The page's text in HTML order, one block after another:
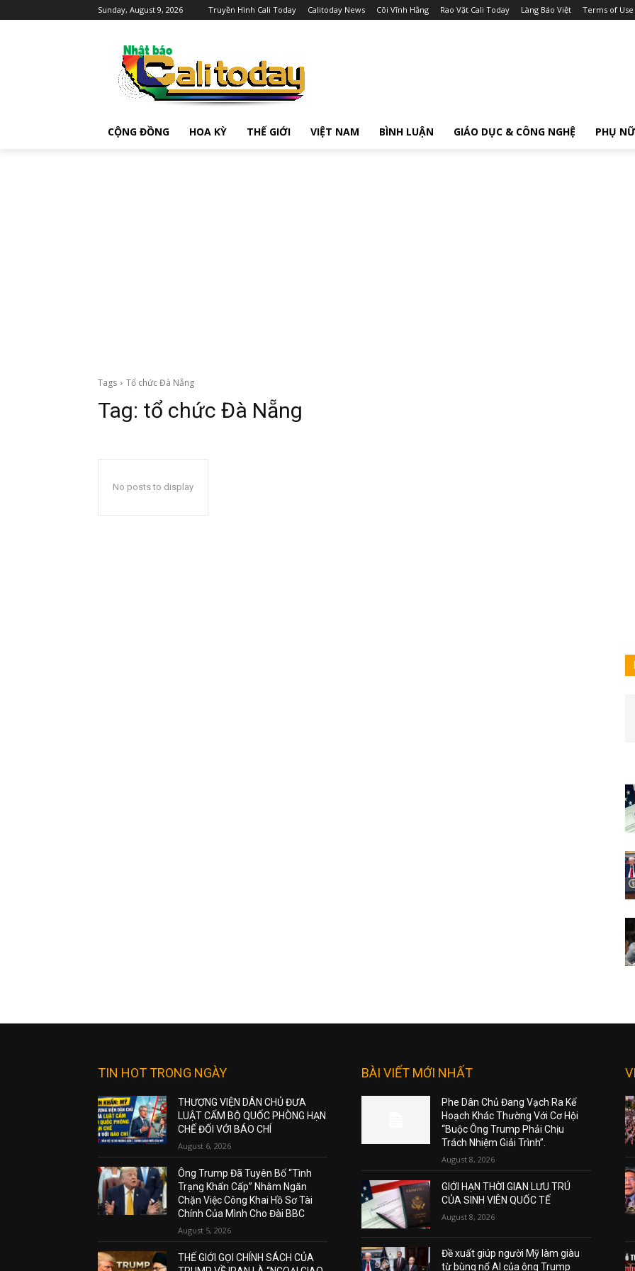
Sunday, August 9, 2026 Truyền Hình Cali Today Calitoday News Cõi Vĩnh Hằng Rao Vặt Cali Today Làng Báo Việt Terms of Use
CỘNG ĐỒNG HOA KỲ THẾ GIỚI VIỆT NAM BÌNH LUẬN GIÁO DỤC & CÔNG NGHỆ PHỤ NỮ
Tags Tổ chức Đà Nẵng
Tag: tổ chức Đà Nẵng
No posts to display
TIN HOT TRONG NGÀY
THƯỢNG VIỆN DÂN CHỦ ĐƯA
LUẬT CẤM BỘ QUỐC PHÒNG HẠN
CHẾ ĐỐI VỚI BÁO CHÍ
August 6, 2026
Ông Trump Đã Tuyên Bố “Tình
Trạng Khẩn Cấp” Nhằm Ngăn
Chặn Việc Công Khai Hồ Sơ Tài
Chính Của Mình Cho Đài BBC
August 5, 2026
THẾ GIỚI GỌI CHÍNH SÁCH CỦA
BÀI VIẾT MỚI NHẤT
Phe Dân Chủ Đang Vạch Ra Kế
Hoạch Khác Thường Với Cơ Hội
“Buộc Ông Trump Phải Chịu
Trách Nhiệm Giải Trình”.
August 8, 2026
GIỚI HẠN THỜI GIAN LƯU TRÚ
CỦA SINH VIÊN QUỐC TẾ
August 8, 2026
Đề xuất giúp người Mỹ làm giàu
từ bùng nổ AI của ông Trump